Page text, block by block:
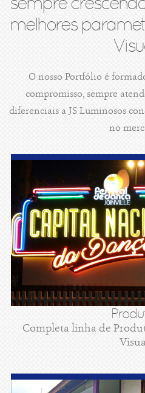
melhores
O nosso Portfólio é
compromisso, sempre
diferenciais a JS Luminosos
no
Completa linha de